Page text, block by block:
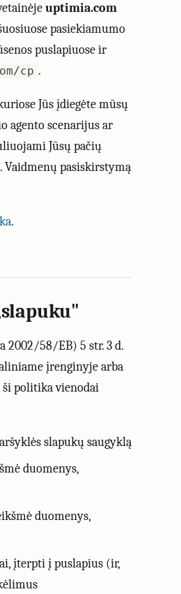
uptimia.com
pasiekiamumo
puslapiuose ir
cp .
Jūs įdiegėte mūsų
agento scenarijus ar
Jūsų pačių
pasiskirstymą
.
2002/58/EB) 5 str. 3 d.
įrenginyje arba
ši politika vienodai
slapukų saugyklą
duomenys,
duomenys,
įterpti į puslapius (ir,